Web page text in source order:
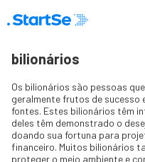
bilionários
Os bilionários são pessoas
geralmente frutos de
fontes. Estes bilionários têm
deles têm demonstrado o
doando sua fortuna para
financeiro. Muitos bilionários
proteger o meio ambiente e